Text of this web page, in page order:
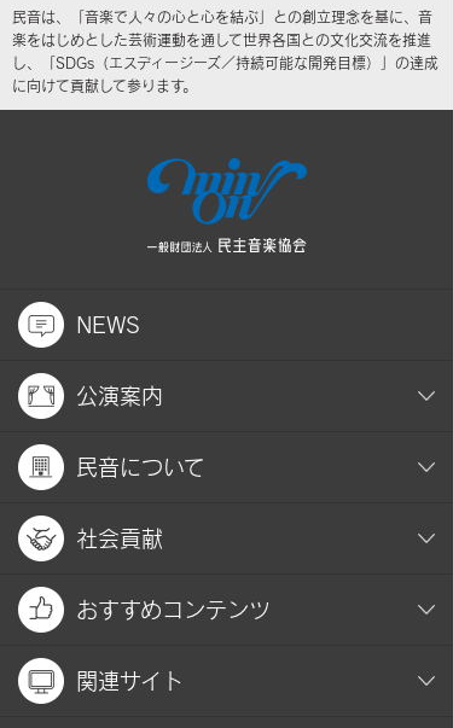
民音は、「音楽で人々の心と心を結ぶ」との創立理念を基に、音
楽をはじめとした芸術運動を通して世界各国との文化交流を推進
し、「SDGs（エスディージーズ／持続可能な開発目標）」の達成
に向けて貢献して参ります。
NEWS
公演案内
民音について
社会貢献
おすすめコンテンツ
関連サイト